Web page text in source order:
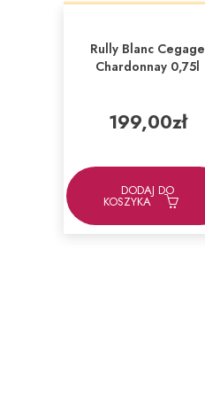
Rully Blanc Cegage
Chardonnay 0,75l
199,00zł
DODAJ DO
KOSZYKA